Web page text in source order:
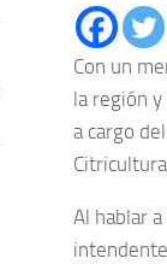
Con un
la región
a cargo
Al hablar